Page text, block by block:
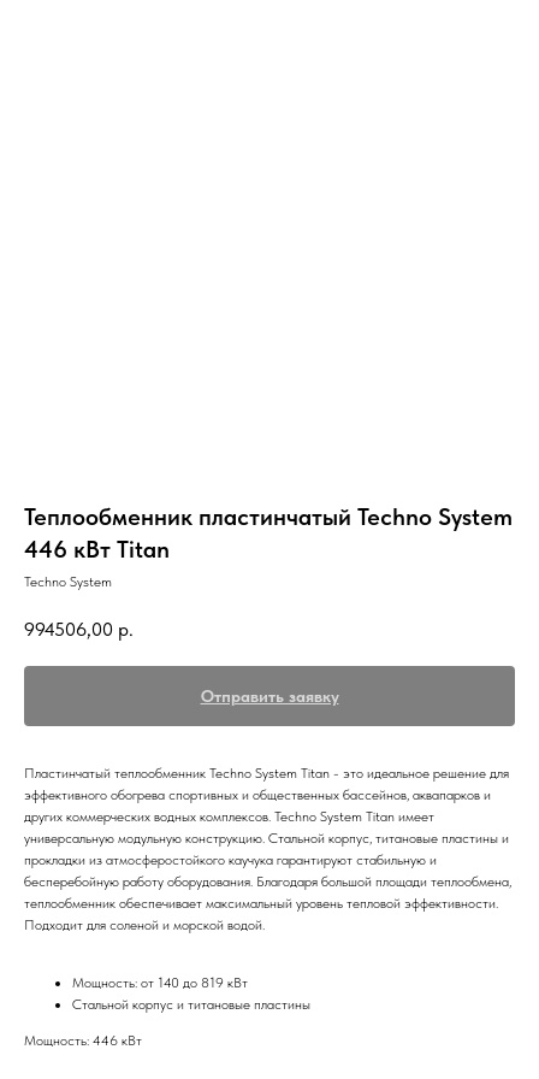
Теплообменник пластинчатый Techno System
446 кВт Titan
Techno System
994506,00 р.
Отправить заявку
Пластинчатый теплообменник Techno System Titan - это идеальное решение для
эффективного обогрева спортивных и общественных бассейнов, аквапарков и
других коммерческих водных комплексов. Techno System Titan имеет
универсальную модульную конструкцию. Стальной корпус, титановые пластины и
прокладки из атмосферостойкого каучука гарантируют стабильную и
бесперебойную работу оборудования. Благодаря большой площади теплообмена,
теплообменник обеспечивает максимальный уровень тепловой эффективности.
Подходит для соленой и морской водой.
Мощность: от 140 до 819 кВт
Стальной корпус и титановые пластины
Мощность: 446 кВт